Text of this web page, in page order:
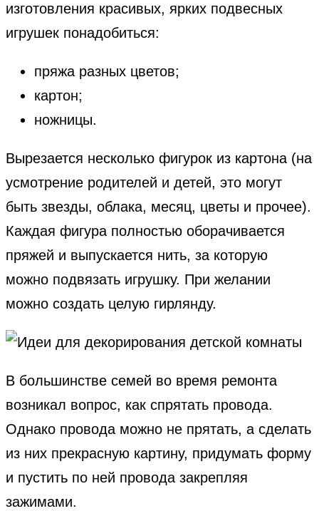
изготовления красивых, ярких подвесных
игрушек понадобиться:
пряжа разных цветов;
картон;
ножницы.
Вырезается несколько фигурок из картона (на
усмотрение родителей и детей, это могут
быть звезды, облака, месяц, цветы и прочее).
Каждая фигура полностью оборачивается
пряжей и выпускается нить, за которую
можно подвязать игрушку. При желании
можно создать целую гирлянду.
В большинстве семей во время ремонта
возникал вопрос, как спрятать провода.
Однако провода можно не прятать, а сделать
из них прекрасную картину, придумать форму
и пустить по ней провода закрепляя
зажимами.